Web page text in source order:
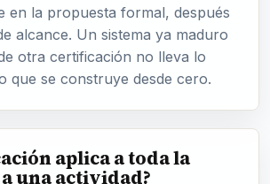
en la propuesta formal, después
alcance. Un sistema ya maduro
otra certificación no lleva lo
que se construye desde cero.
aplica a toda la
una actividad?